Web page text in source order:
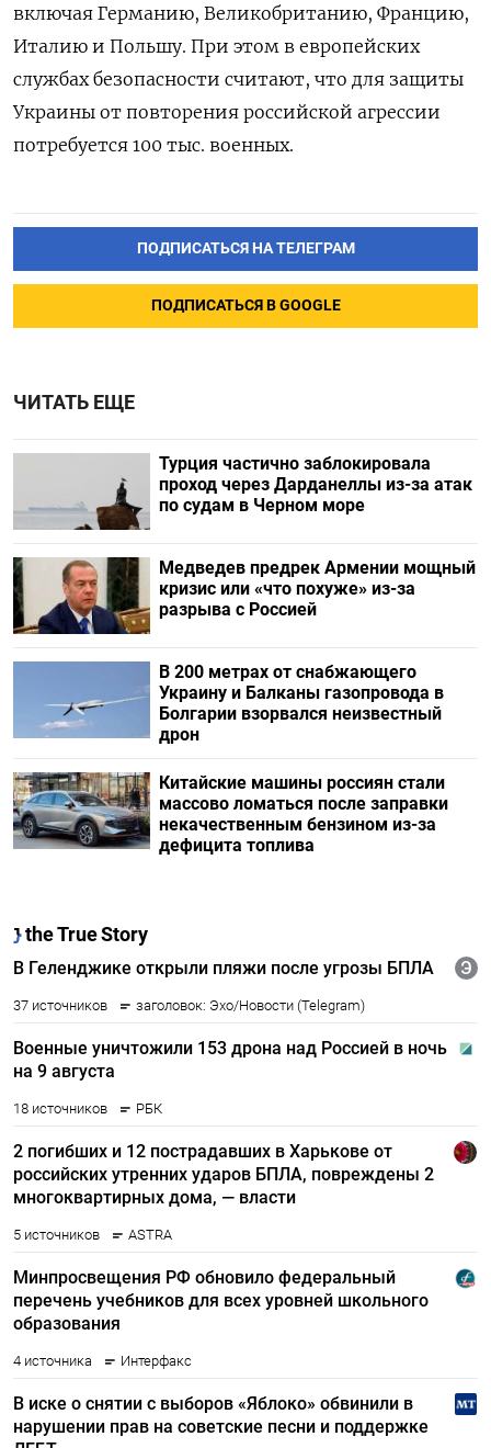
включая Германию, Великобританию, Францию,
Италию и Польшу. При этом в европейских
службах безопасности считают, что для защиты
Украины от повторения российской агрессии
потребуется 100 тыс. военных.
ПОДПИСАТЬСЯ НА ТЕЛЕГРАМ
ПОДПИСАТЬСЯ В GOOGLE
ЧИТАТЬ ЕЩЕ
Турция частично заблокировала
проход через Дарданеллы из-за атак
по судам в Черном море
Медведев предрек Армении мощный
кризис или «что похуже» из-за
разрыва с Россией
В 200 метрах от снабжающего
Украину и Балканы газопровода в
Болгарии взорвался неизвестный
дрон
Китайские машины россиян стали
массово ломаться после заправки
некачественным бензином из-за
дефицита топлива